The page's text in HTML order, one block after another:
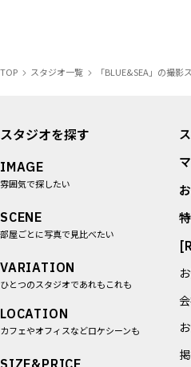
TOP スタジオ一覧 「BLUE&SEA」の撮影
スタジオを探す
IMAGE
雰囲気で探したい
SCENE
部屋ごとに写真で見比べたい
VARIATION
ひとつのスタジオであれもこれも
LOCATION
カフェやオフィスなどロケシーンも